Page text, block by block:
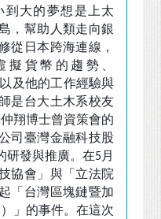
到大的夢想是上太
，幫助人類走向銀
從日本跨海連線，
貨幣的趨勢、
及他的工作經驗與
是台大土木系校友
翔博士曾資策會的
司臺灣金融科技股
研發與推廣。在5月
協會」與「立法院
「台灣區塊鏈暨加
）」的事件。在這次